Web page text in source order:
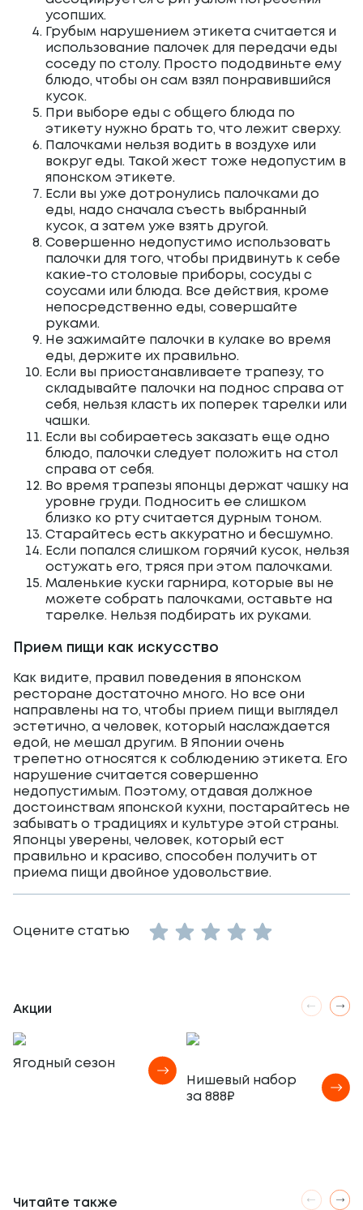
усопших.
Грубым нарушением этикета считается и
использование палочек для передачи еды
соседу по столу. Просто пододвиньте ему
блюдо, чтобы он сам взял понравившийся
кусок.
При выборе еды с общего блюда по
этикету нужно брать то, что лежит сверху.
Палочками нельзя водить в воздухе или
вокруг еды. Такой жест тоже недопустим в
японском этикете.
Если вы уже дотронулись палочками до
еды, надо сначала съесть выбранный
кусок, а затем уже взять другой.
Совершенно недопустимо использовать
палочки для того, чтобы придвинуть к себе
какие-то столовые приборы, сосуды с
соусами или блюда. Все действия, кроме
непосредственно еды, совершайте
руками.
Не зажимайте палочки в кулаке во время
еды, держите их правильно.
Если вы приостанавливаете трапезу, то
складывайте палочки на поднос справа от
себя, нельзя класть их поперек тарелки или
чашки.
Если вы собираетесь заказать еще одно
блюдо, палочки следует положить на стол
справа от себя.
Во время трапезы японцы держат чашку на
уровне груди. Подносить ее слишком
близко ко рту считается дурным тоном.
Старайтесь есть аккуратно и бесшумно.
Если попался слишком горячий кусок, нельзя
остужать его, тряся при этом палочками.
Маленькие куски гарнира, которые вы не
можете собрать палочками, оставьте на
тарелке. Нельзя подбирать их руками.
Прием пищи как искусство
Как видите, правил поведения в японском
ресторане достаточно много. Но все они
направлены на то, чтобы прием пищи выглядел
эстетично, а человек, который наслаждается
едой, не мешал другим. В Японии очень
трепетно относятся к соблюдению этикета. Его
нарушение считается совершенно
недопустимым. Поэтому, отдавая должное
достоинствам японской кухни, постарайтесь не
забывать о традициях и культуре этой страны.
Японцы уверены, человек, который ест
правильно и красиво, способен получить от
приема пищи двойное удовольствие.
Оцените статью
Акции
Ягодный сезон
Нишевый набор
за 888₽
Читайте также